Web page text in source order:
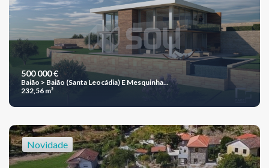
500 000 €
Baião > Baião (Santa Leocádia) E Mesquinha...
232,56 m²
Novidade